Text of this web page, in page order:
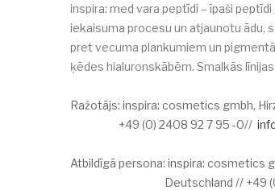
inspira: med vara peptīdi – īpaši
iekaisuma procesu un atjaunotu ādu,
pret vecuma plankumiem un
ķēdes hialuronskābēm. Smalkās
Ražotājs: inspira: cosmetics gmbh,
+49 (0) 2408 92 7 95 -0//
Atbildīgā persona: inspira: cosmetics
Deutschland // +49 (0)